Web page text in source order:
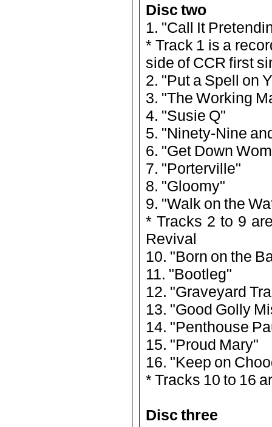
Disc two
1. "Call It
* Track 1 is a
side of CCR first
2. "Put a Spell on
3. "The Working
4. "Susie Q"
5. "Ninety-Nine
6. "Get Down
7. "Porterville"
8. "Gloomy"
9. "Walk on the
* Tracks 2 to 9
Revival
10. "Born on the
11. "Bootleg"
12. "Graveyard
13. "Good Golly
14. "Penthouse
15. "Proud Mary"
16. "Keep on
* Tracks 10 to 16
Disc three